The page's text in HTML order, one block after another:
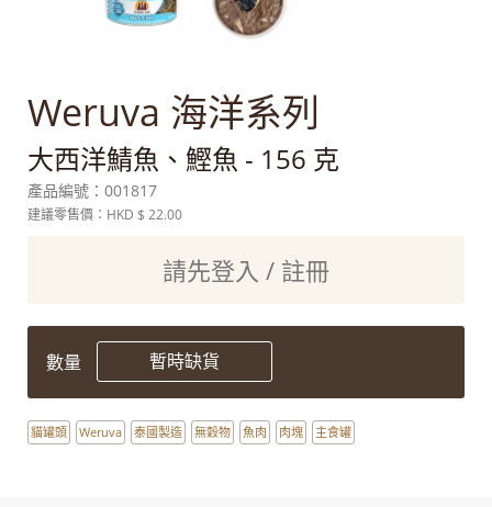
Weruva 海洋系列
大西洋鯖魚、鰹魚 - 156 克
產品編號： 001817
建議零售價：HKD $ 22.00
請先登入 / 註冊
數量 暫時缺貨
貓罐頭 Weruva 泰國製造 無穀物 魚肉 肉塊 主食罐